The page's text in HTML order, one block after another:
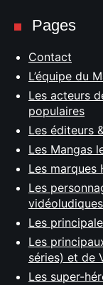
Pages
Contact
L’équipe du
Les acteurs
populaires
Les éditeurs
Les Mangas
Les marques
Les
Les
Les
séries) et de
Les super-